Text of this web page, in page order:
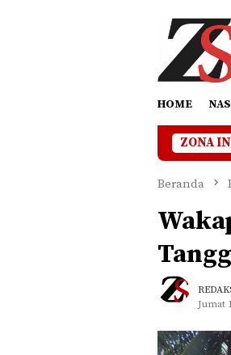
HOME
ZONA
Operasional di Lahan
Beranda
Jumat